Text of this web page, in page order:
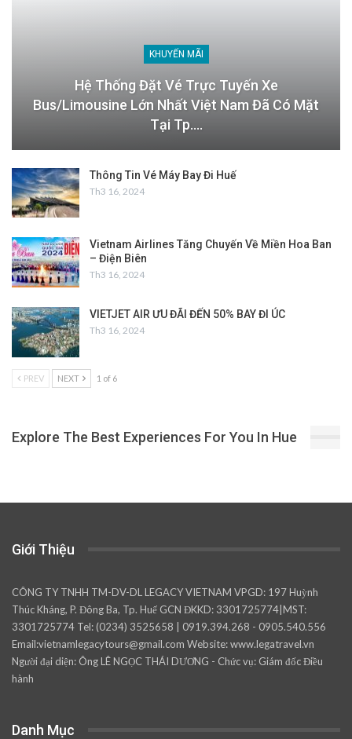
KHUYẾN MÃI
Hệ Thống Đặt Vé Trực Tuyến Xe
Bus/Limousine Lớn Nhất Việt Nam Đã Có Mặt
Tại Tp.…
Thông Tin Vé Máy Bay Đi Huế
Th3 16, 2024
Vietnam Airlines Tăng Chuyến Về Miền Hoa Ban
– Điện Biên
Th3 16, 2024
VIETJET AIR ƯU ĐÃI ĐẾN 50% BAY ĐI ÚC
Th3 16, 2024
PREV NEXT 1 of 6
Explore The Best Experiences For You In Hue
Giới Thiệu
CÔNG TY TNHH TM-DV-DL LEGACY VIETNAM VPGD: 197 Huỳnh
Thúc Kháng, P. Đông Ba, Tp. Huế GCN ĐKKD: 3301725774|MST:
3301725774 Tel: (0234) 3525658 | 0919.394.268 - 0905.540.556
Email:vietnamlegacytours@gmail.com Website: www.legatravel.vn
Người đại diện: Ông LÊ NGỌC THÁI DƯƠNG - Chức vụ: Giám đốc Điều
hành
Danh Mục